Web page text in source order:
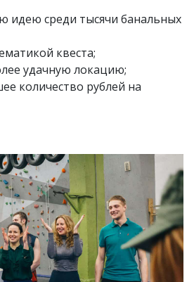
идею среди тысячи банальных
квеста;
удачную локацию;
количество рублей на